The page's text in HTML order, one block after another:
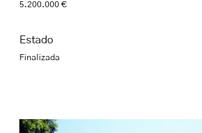
5.200.000 €
Estado
Finalizada